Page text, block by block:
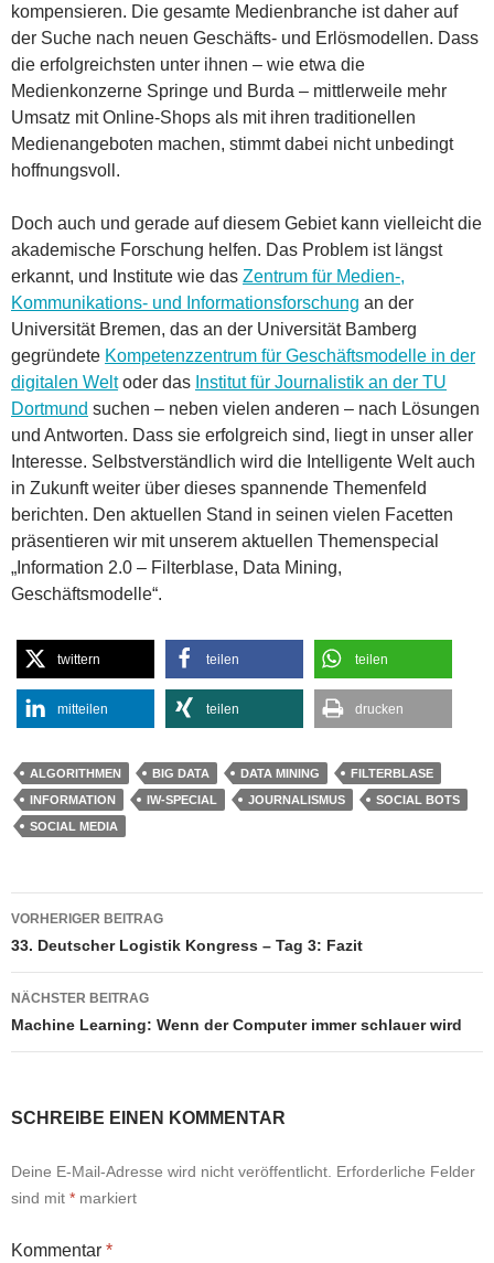
kompensieren. Die gesamte Medienbranche ist daher auf
der Suche nach neuen Geschäfts- und Erlösmodellen. Dass
die erfolgreichsten unter ihnen – wie etwa die
Medienkonzerne Springe und Burda – mittlerweile mehr
Umsatz mit Online-Shops als mit ihren traditionellen
Medienangeboten machen, stimmt dabei nicht unbedingt
hoffnungsvoll.
Doch auch und gerade auf diesem Gebiet kann vielleicht die
akademische Forschung helfen. Das Problem ist längst
erkannt, und Institute wie das Zentrum für Medien-,
Kommunikations- und Informationsforschung an der
Universität Bremen, das an der Universität Bamberg
gegründete Kompetenzzentrum für Geschäftsmodelle in der
digitalen Weltoder das Institut für Journalistik an der TU
Dortmund suchen – neben vielen anderen – nach Lösungen
und Antworten. Dass sie erfolgreich sind, liegt in unser aller
Interesse. Selbstverständlich wird die Intelligente Welt auch
in Zukunft weiter über dieses spannende Themenfeld
berichten. Den aktuellen Stand in seinen vielen Facetten
präsentieren wir mit unserem aktuellen Themenspecial
„Information 2.0 – Filterblase, Data Mining,
Geschäftsmodelle“.
twittern teilen teilen
mitteilen teilen drucken
ALGORITHMEN BIG DATA DATA MINING
FILTERBLASE
INFORMATION
IW-SPECIAL JOURNALISMUS
SOCIAL BOTS
SOCIAL MEDIA
Beitragsnavigation
VORHERIGER BEITRAG
33. Deutscher Logistik Kongress – Tag 3: Fazit
NÄCHSTER BEITRAG
Machine Learning: Wenn der Computer immer schlauer wird
SCHREIBE EINEN KOMMENTAR
Deine E-Mail-Adresse wird nicht veröffentlicht. Erforderliche Felder
sind mit * markiert
Kommentar *